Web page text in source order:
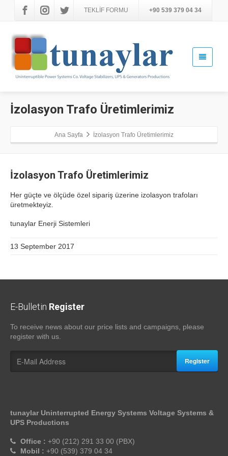
TEKLİF FORMU +90 539 379 04 34
İzolasyon Trafo Üretimlerimiz
Ana Sayfa İzolasyon Trafo Üretimlerimiz
İzolasyon Trafo Üretimlerimiz
Her güçte ve ölçüde özel sipariş üzerine izolasyon trafoları
üretmekteyiz.
tunaylar Enerji Sistemleri
13 September 2017
E-Bulletin Register
To receive news about our price lists and campaigns, please
register with us.
Register
tunaylar Uninterrupted Energy Systems Voltage Systems &
UPS Productions
Office : +90 (212) 291 33 00 (PBX)
Mobil : +90 (539) 379 04 34